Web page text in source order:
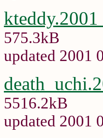
575.3kB
updated 2001
5516.2kB
updated 2001